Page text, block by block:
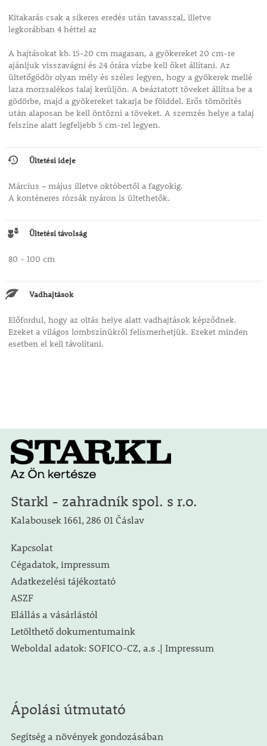
Kitakarás csak a sikeres eredés után tavasszal, illetve
legkorábban 4 héttel az
A hajtásokat kb. 15-20 cm magasan, a gyökereket 20 cm-re
ajánljuk visszavágni és 24 órára vízbe kell őket állítani. Az
ültetőgödör olyan mély és széles legyen, hogy a gyökerek mellé
laza morzsalékos talaj kerüljön. A beáztatott töveket állítsa be a
gödörbe, majd a gyökereket takarja be földdel. Erős tömörítés
után alaposan be kell öntözni a töveket. A szemzés helye a talaj
felszíne alatt legfeljebb 5 cm-rel legyen.
Ültetési ideje
Március – május illetve októbertől a fagyokig.
A konténeres rózsák nyáron is ültethetők.
Ültetési távolság
80 - 100 cm
Vadhajtások
Előfordul, hogy az oltás helye alatt vadhajtások képződnek.
Ezeket a világos lombszínükről felismerhetjük. Ezeket minden
esetben el kell távolítani.
Starkl - zahradník spol. s r.o.
Kalabousek 1661, 286 01 Čáslav
Kapcsolat
Cégadatok, impressum
Adatkezelési tájékoztató
ASZF
Elállás a vásárlástól
Letölthető dokumentumaink
Weboldal adatok: SOFICO-CZ, a.s .| Impressum
Ápolási útmutató
Segítség a növények gondozásában